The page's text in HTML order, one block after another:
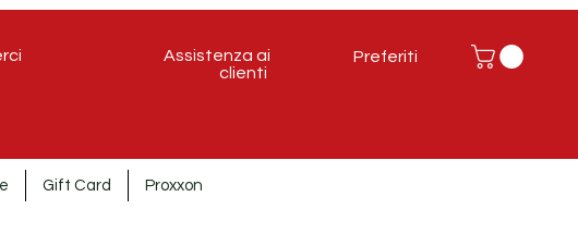
Preferiti
Assistenza ai
clienti
Gift Card Proxxon